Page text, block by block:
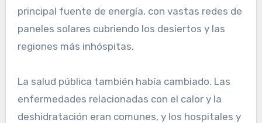
principal fuente de energía, con vastas redes de
paneles solares cubriendo los desiertos y las
regiones más inhóspitas.
La salud pública también había cambiado. Las
enfermedades relacionadas con el calor y la
deshidratación eran comunes, y los hospitales y